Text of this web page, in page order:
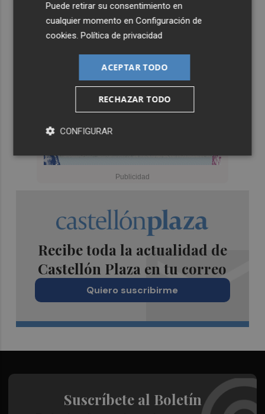
Recibe toda la actualidad de
Castellón Plaza en tu correo
Quiero suscribirme
Suscríbete al Boletín
Puede retirar su consentimiento en
cualquier momento enConfiguración de
cookies.Política de privacidad
ACEPTAR TODO
RECHAZAR TODO
CONFIGURAR